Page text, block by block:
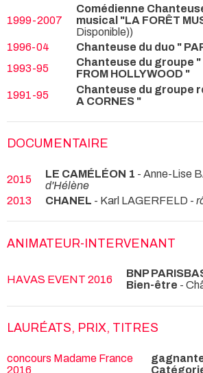
1999-2007
Comédienne
musical "LA FORÊT
Disponible))
1996-04
Chanteuse du duo "
1993-95
Chanteuse du groupe "
FROM HOLLYWOOD "
1991-95
Chanteuse du groupe
A CORNES "
DOCUMENTAIRE
2015 LE CAMÉLÉON 1 - Anne-Lise
d'Hélène
2013
CHANEL - Karl LAGERFELD -
ANIMATEUR-INTERVENANT
HAVAS EVENT 2016
BNP
Bien-être -
LAURÉATS, PRIX, TITRES
concours Madame France
2016